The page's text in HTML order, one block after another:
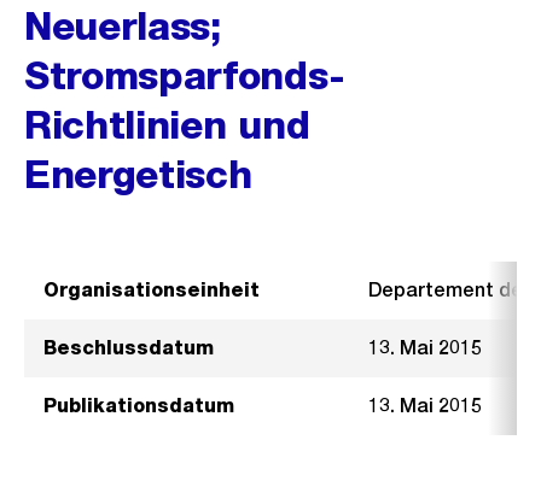
Neuerlass;
Stromsparfonds-
Richtlinien und
Energetisch
Organisationseinheit Departement der
Beschlussdatum 13. Mai 2015
Publikationsdatum 13. Mai 2015